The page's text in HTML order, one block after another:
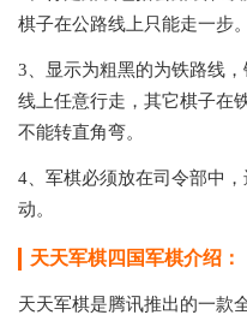
棋子在公路线上只能走一步。
3、显示为粗黑的为铁路线
线上任意行走，其它棋子在
不能转直角弯。
4、军棋必须放在司令部中
动。
天天军棋四国军棋介绍：
天天军棋是腾讯推出的一款